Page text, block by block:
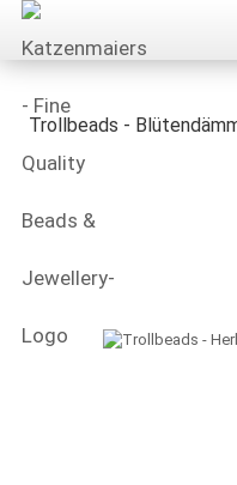
Trollbeads -